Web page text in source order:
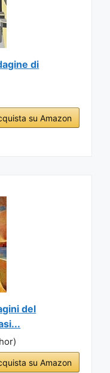
di
su Amazon
del
su Amazon